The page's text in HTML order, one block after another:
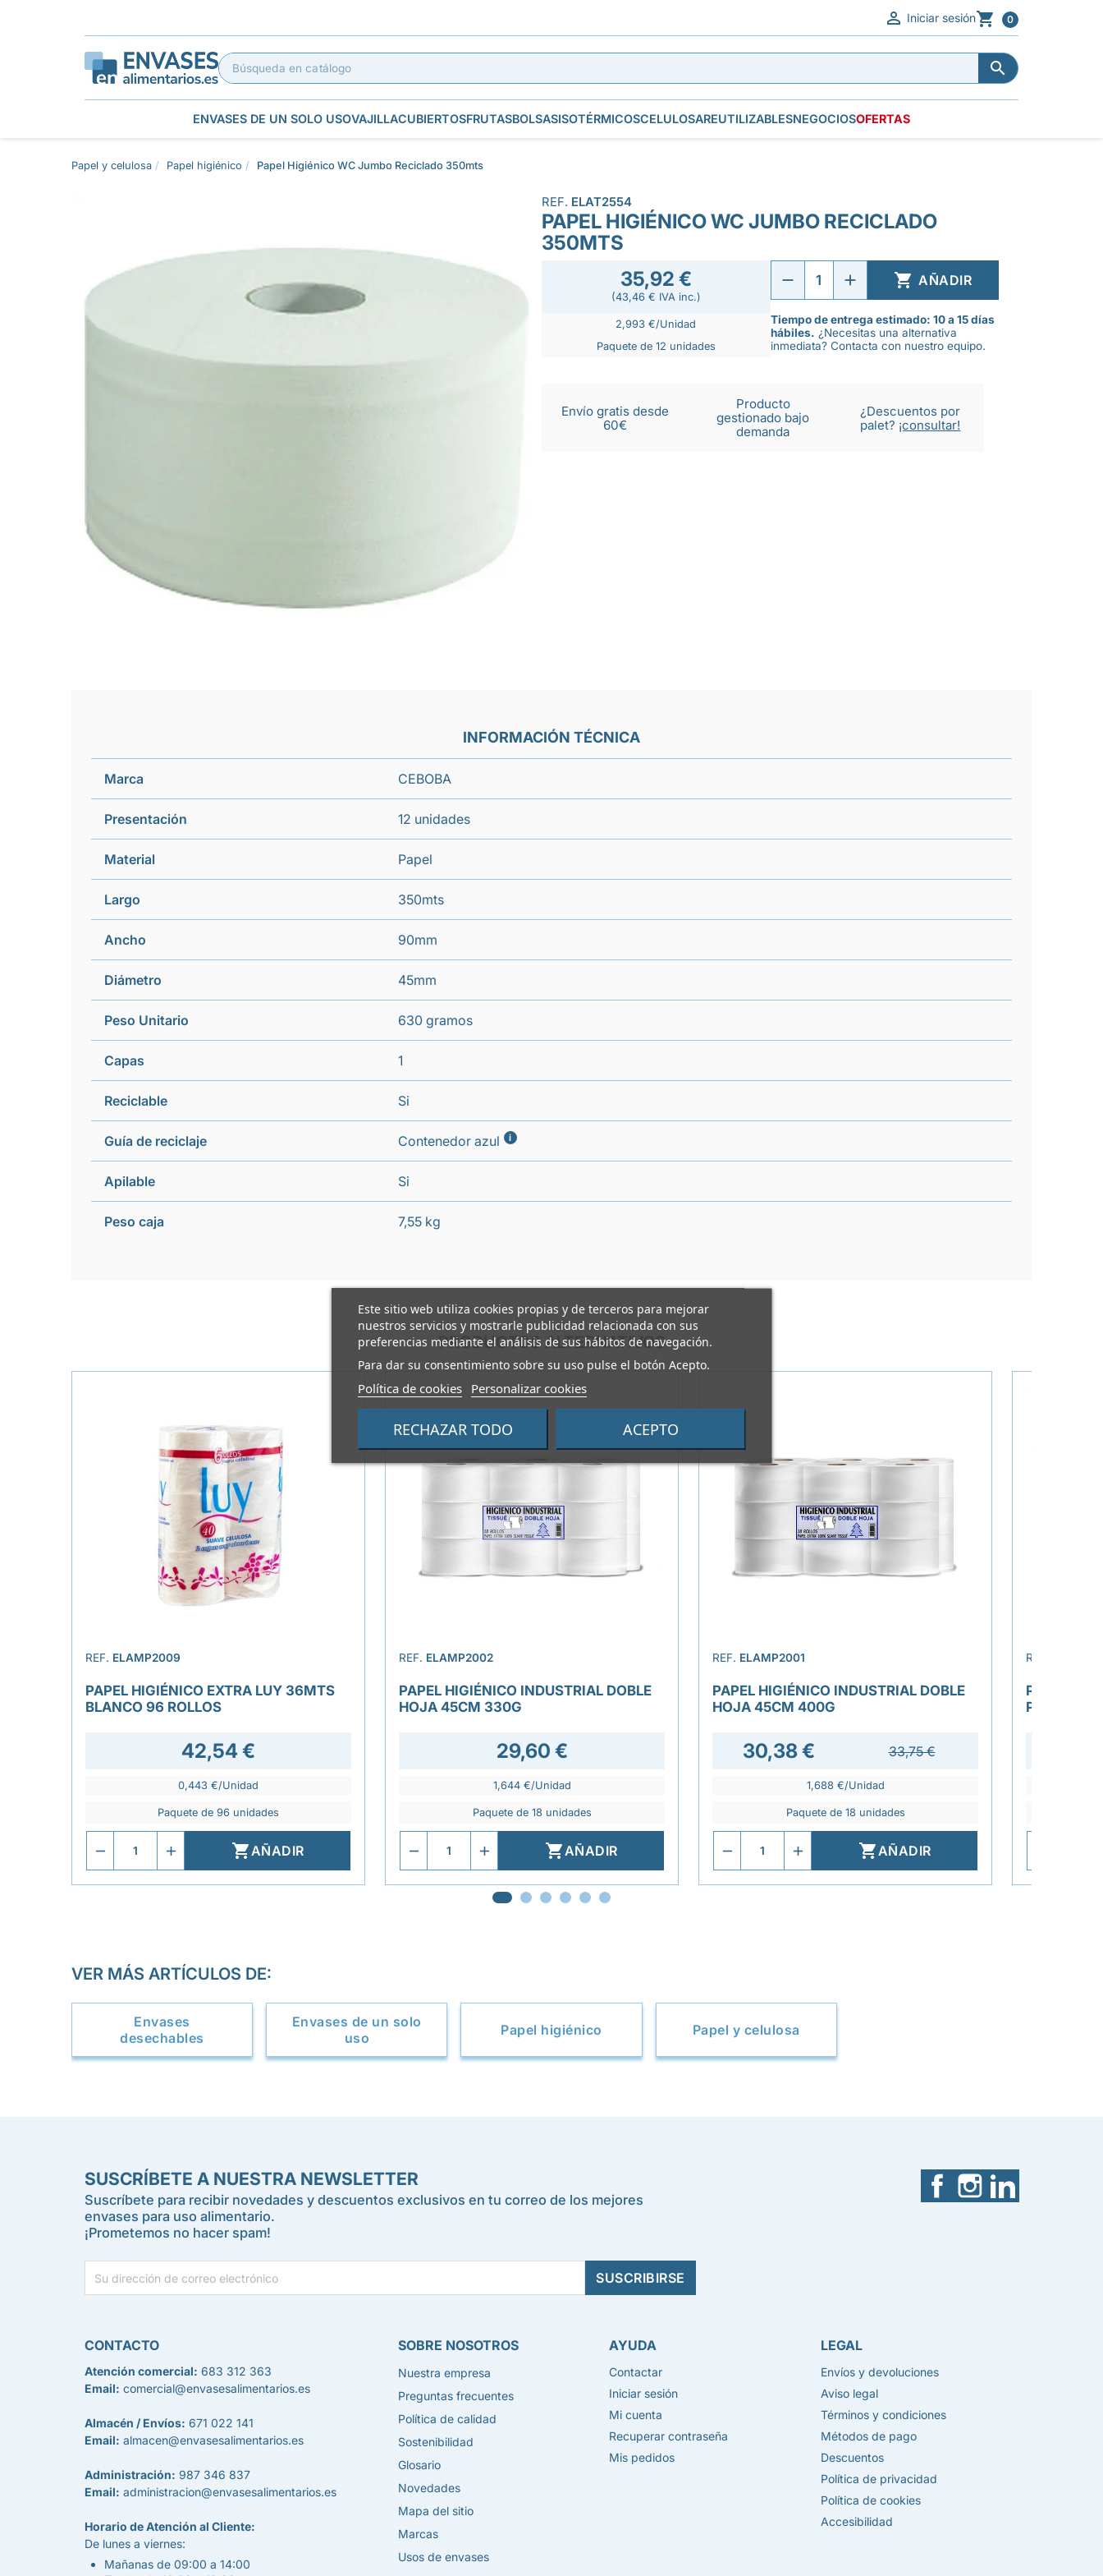
 Iniciar sesión 0


ENVASES DE UN SOLO USOVAJILLACUBIERTOSFRUTASBOLSASISOTÉRMICOSCELULOSAREUTILIZABLESNEGOCIOSOFERTAS
Este sitio web utiliza cookies propias y de terceros para mejorar
nuestros servicios y mostrarle publicidad relacionada con sus
preferencias mediante el análisis de sus hábitos de navegación.
Para dar su consentimiento sobre su uso pulse el botón Acepto.
Política de cookies Personalizar cookies
RECHAZAR TODO ACEPTO
Papel y celulosa Papel higiénico Papel Higiénico WC Jumbo Reciclado 350mts
REF. ELAT2554
PAPEL HIGIÉNICO WC JUMBO RECICLADO
350MTS
35,92 €
(43,46 € IVA inc.)
2,993 €/Unidad
Paquete de 12 unidades
 AÑADIR
Tiempo de entrega estimado: 10 a 15 días
hábiles. ¿Necesitas una alternativa
inmediata? Contacta con nuestro equipo.
Envío gratis desde
60€
Producto
gestionado bajo
demanda
¿Descuentos por
palet? ¡consultar!
INFORMACIÓN TÉCNICA
Marca CEBOBA
Presentación 12 unidades
Material Papel
Largo 350mts
Ancho 90mm
Diámetro 45mm
Peso Unitario 630 gramos
Capas 1
Reciclable Si
Guía de reciclaje Contenedor azul i
Apilable Si
Peso caja 7,55 kg
PRODUCTOS ALTERNATIVOS
REF. ELAMP2009
PAPEL HIGIÉNICO EXTRA LUY 36MTS
BLANCO 96 ROLLOS
42,54 €
0,443 €/Unidad
Paquete de 96 unidades
AÑADIR
REF. ELAMP2002
PAPEL HIGIÉNICO INDUSTRIAL DOBLE
HOJA 45CM 330G
29,60 €
1,644 €/Unidad
Paquete de 18 unidades
AÑADIR
REF. ELAMP2001
PAPEL HIGIÉNICO INDUSTRIAL DOBLE
HOJA 45CM 400G
30,38 € 33,75 €
1,688 €/Unidad
Paquete de 18 unidades
AÑADIR
REF.
PAPEL
PURO
VER MÁS ARTÍCULOS DE:
Envases
desechables
Envases de un solo
uso
Papel higiénico Papel y celulosa
SUSCRÍBETE A NUESTRA NEWSLETTER
Suscríbete para recibir novedades y descuentos exclusivos en tu correo de los mejores
envases para uso alimentario.
¡Prometemos no hacer spam!
FacebookInstagram
CONTACTO
Atención comercial: 683 312 363
Email: comercial@envasesalimentarios.es
Almacén / Envíos: 671 022 141
Email: almacen@envasesalimentarios.es
Administración: 987 346 837
Email: administracion@envasesalimentarios.es
Horario de Atención al Cliente:
De lunes a viernes:
Mañanas de 09:00 a 14:00
SOBRE NOSOTROS
Nuestra empresa
Preguntas frecuentes
Política de calidad
Sostenibilidad
Glosario
Novedades
Mapa del sitio
Marcas
Usos de envases
AYUDA
Contactar
Iniciar sesión
Mi cuenta
Recuperar contraseña
Mis pedidos
LEGAL
Envíos y devoluciones
Aviso legal
Términos y condiciones
Métodos de pago
Descuentos
Política de privacidad
Política de cookies
Accesibilidad